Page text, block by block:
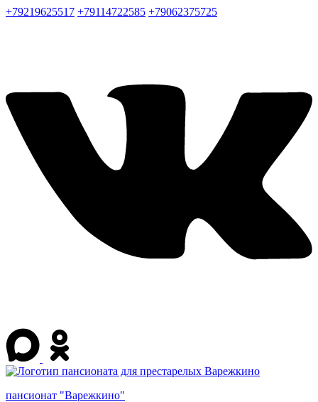
+79219625517 +79114722585 +79062375725
пансионат "Варежкино"